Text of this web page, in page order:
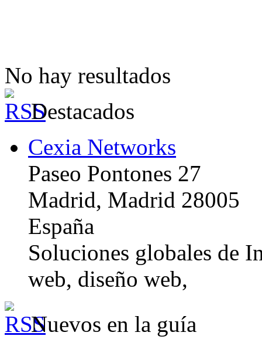
No hay resultados
Destacados
Cexia Networks
Paseo Pontones 27
Madrid, Madrid 28005
España
Soluciones globales de
web, diseño web,
Nuevos en la guía